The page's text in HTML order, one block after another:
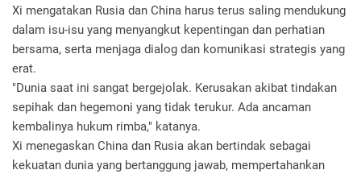
Xi mengatakan Rusia dan China harus terus saling mendukung
dalam isu-isu yang menyangkut kepentingan dan perhatian
bersama, serta menjaga dialog dan komunikasi strategis yang
erat.
"Dunia saat ini sangat bergejolak. Kerusakan akibat tindakan
sepihak dan hegemoni yang tidak terukur. Ada ancaman
kembalinya hukum rimba," katanya.
Xi menegaskan China dan Rusia akan bertindak sebagai
kekuatan dunia yang bertanggung jawab, mempertahankan